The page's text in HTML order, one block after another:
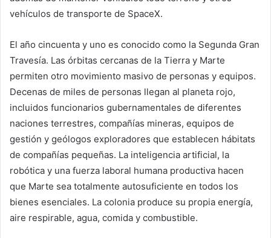
vehículos de transporte de SpaceX.
El año cincuenta y uno es conocido como la Segunda Gran
Travesía. Las órbitas cercanas de la Tierra y Marte
permiten otro movimiento masivo de personas y equipos.
Decenas de miles de personas llegan al planeta rojo,
incluidos funcionarios gubernamentales de diferentes
naciones terrestres, compañías mineras, equipos de
gestión y geólogos exploradores que establecen hábitats
de compañías pequeñas. La inteligencia artificial, la
robótica y una fuerza laboral humana productiva hacen
que Marte sea totalmente autosuficiente en todos los
bienes esenciales. La colonia produce su propia energía,
aire respirable, agua, comida y combustible.